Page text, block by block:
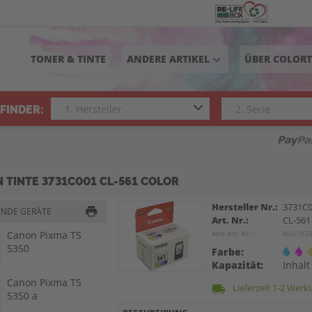
TONER & TINTE ANDERE ARTIKEL keyboard_arrow_down ÜBER
TINTE 3731C001 CL-561 COLOR
GERÄTE
Canon Pixma TS
5350
Canon Pixma TS
5350 a
Hersteller Nr.:
Art. Nr.:
CL-561
Alte Art. Nr.:
Farbe:
Kapazität:
Inhalt
local_shipping Lieferzeit 1-2